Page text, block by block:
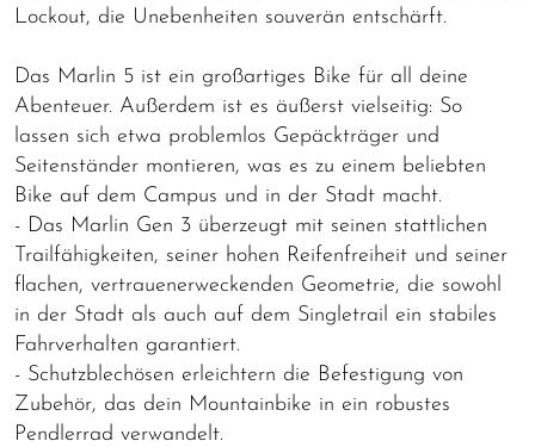
Lockout, die Unebenheiten souverän entschärft.
Das Marlin 5 ist ein großartiges Bike für all deine
Abenteuer. Außerdem ist es äußerst vielseitig: So
lassen sich etwa problemlos Gepäckträger und
Seitenständer montieren, was es zu einem beliebten
Bike auf dem Campus und in der Stadt macht.
- Das Marlin Gen 3 überzeugt mit seinen stattlichen
Trailfähigkeiten, seiner hohen Reifenfreiheit und seiner
flachen, vertrauenerweckenden Geometrie, die sowohl
in der Stadt als auch auf dem Singletrail ein stabiles
Fahrverhalten garantiert.
- Schutzblechösen erleichtern die Befestigung von
Zubehör, das dein Mountainbike in ein robustes
Pendlerrad verwandelt.